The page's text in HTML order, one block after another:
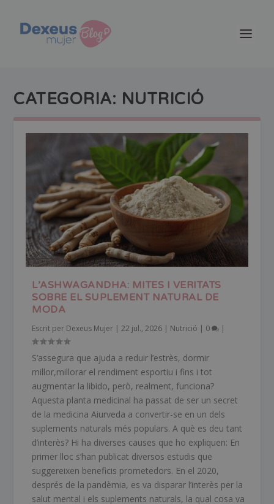
CATEGORIA: NUTRICIÓ
L’ASHWAGANDHA: MITES I VERITATS
SOBRE EL SUPLEMENT NATURAL DE
MODA
Escrit per Dexeus Mujer |22 jul., 2026 | Nutrició | 0 |
S’assegura que ajuda a reduir l’estrès, dormir
millor,millorar el rendiment esportiu i fins i tot
augmentar la libido, però, realment, funciona?
Aquesta planta medicinal ha passat de ser un secret
de la medicina Aiurveda a convertir-se en un dels
suplements naturals més populars. A què es deu tant
d’interès? Hi ha diverses causes que ho expliquen: En
primer lloc s’han publicat diversos estudis que
suggereixen beneficis prometedors. En el 2020,
després de la pandèmia, es va disparar l’interès per la
salut mental i els suplements naturals, la qual cosa va